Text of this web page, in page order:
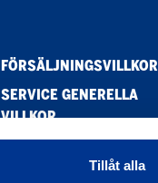
Tillåt alla
FÖRSÄLJNINGSVILLKOR
SERVICE GENERELLA
VILLKOR
WHISTLEBLOWING
UPPFÖRANDEKOD